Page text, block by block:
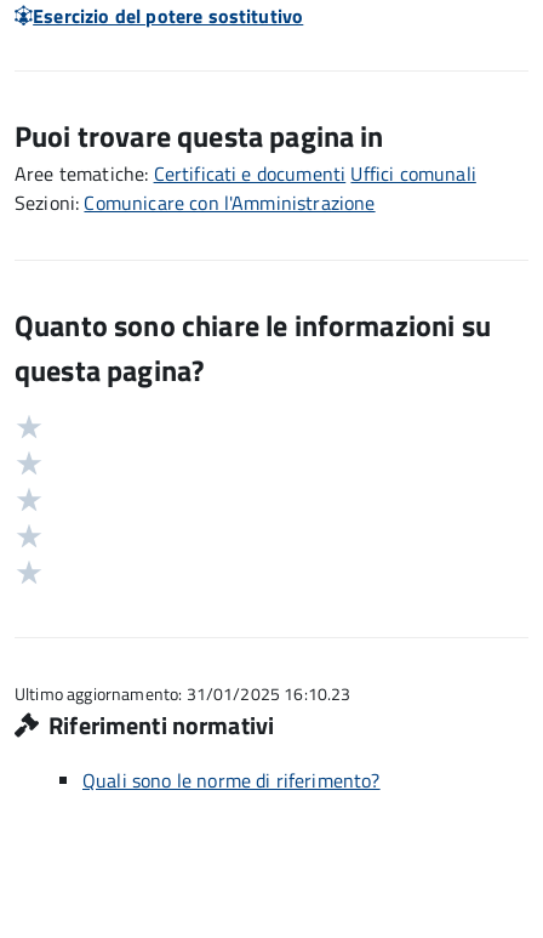
Esercizio del potere sostitutivo
Puoi trovare questa pagina in
Aree tematiche: Certificati e documenti Uffici comunali
Sezioni: Comunicare con l'Amministrazione
Quanto sono chiare le informazioni su
questa pagina?
Valutazione
5
Ultimo aggiornamento: 31/01/2025 16:10.23
Riferimenti normativi
Quali sono le norme di riferimento?